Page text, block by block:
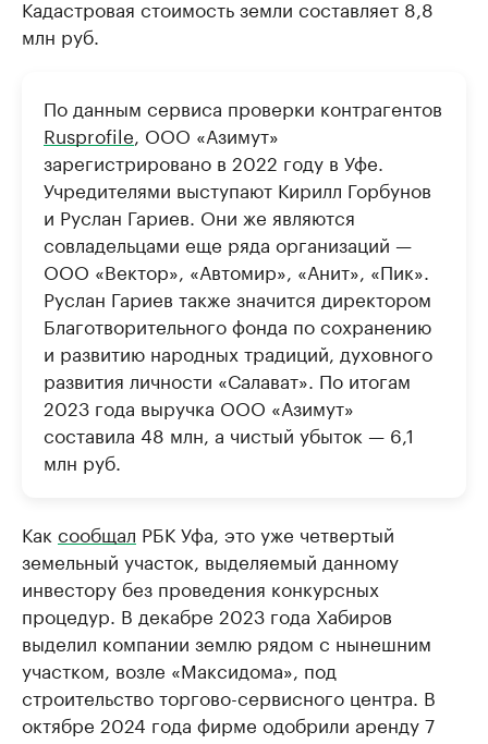
Кадастровая стоимость земли составляет 8,8
млн руб.
По данным сервиса проверки контрагентов
Rusprofile , ООО «Азимут»
зарегистрировано в 2022 году в Уфе.
Учредителями выступают Кирилл Горбунов
и Руслан Гариев. Они же являются
совладельцами еще ряда организаций —
ООО «Вектор», «Автомир», «Анит», «Пик».
Руслан Гариев также значится директором
Благотворительного фонда по сохранению
и развитию народных традиций, духовного
развития личности «Салават». По итогам
2023 года выручка ООО «Азимут»
составила 48 млн, а чистый убыток — 6,1
млн руб.
Как сообщал РБК Уфа, это уже четвертый
земельный участок, выделяемый данному
инвестору без проведения конкурсных
процедур. В декабре 2023 года Хабиров
выделил компании землю рядом с нынешним
участком, возле «Максидома», под
строительство торгово-сервисного центра. В
октябре 2024 года фирме одобрили аренду 7